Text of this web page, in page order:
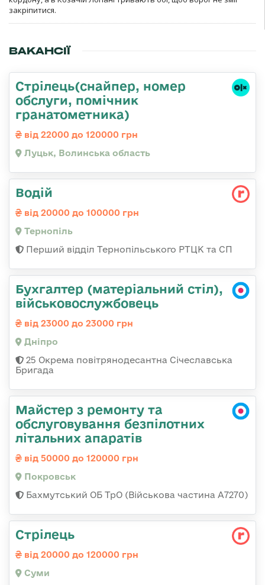
закріпитися.
ВАКАНСІЇ
Стрілець(снайпер, номер
обслуги, помічник
гранатометника)
від 22000 до 120000 грн
Луцьк, Волинська область
Водій
від 20000 до 100000 грн
Тернопіль
Перший відділ Тернопільського РТЦК та СП
Бухгалтер (матеріальний стіл),
військовослужбовець
від 23000 до 23000 грн
Дніпро
25 Окрема повітрянодесантна Січеславська
Бригада
Майстер з ремонту та
обслуговування безпілотних
літальних апаратів
від 50000 до 120000 грн
Покровськ
Бахмутський ОБ ТрО (Військова частина А7270)
Стрілець
від 20000 до 120000 грн
Суми